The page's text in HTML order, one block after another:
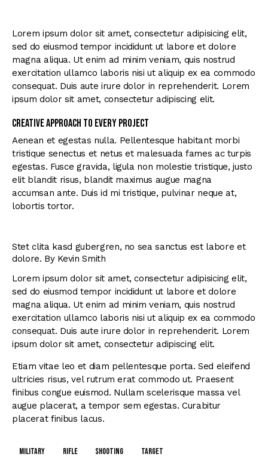
Lorem ipsum dolor sit amet, consectetur adipisicing elit,
sed do eiusmod tempor incididunt ut labore et dolore
magna aliqua. Ut enim ad minim veniam, quis nostrud
exercitation ullamco laboris nisi ut aliquip ex ea commodo
consequat. Duis aute irure dolor in reprehenderit. Lorem
ipsum dolor sit amet, consectetur adipiscing elit.
Creative approach to every project
Aenean et egestas nulla. Pellentesque habitant morbi
tristique senectus et netus et malesuada fames ac turpis
egestas. Fusce gravida, ligula non molestie tristique, justo
elit blandit risus, blandit maximus augue magna
accumsan ante. Duis id mi tristique, pulvinar neque at,
lobortis tortor.
Stet clita kasd gubergren, no sea sanctus est labore et
dolore. By Kevin Smith
Lorem ipsum dolor sit amet, consectetur adipisicing elit,
sed do eiusmod tempor incididunt ut labore et dolore
magna aliqua. Ut enim ad minim veniam, quis nostrud
exercitation ullamco laboris nisi ut aliquip ex ea commodo
consequat. Duis aute irure dolor in reprehenderit. Lorem
ipsum dolor sit amet, consectetur adipiscing elit.
Etiam vitae leo et diam pellentesque porta. Sed eleifend
ultricies risus, vel rutrum erat commodo ut. Praesent
finibus congue euismod. Nullam scelerisque massa vel
augue placerat, a tempor sem egestas. Curabitur
placerat finibus lacus.
military rifle shooting target